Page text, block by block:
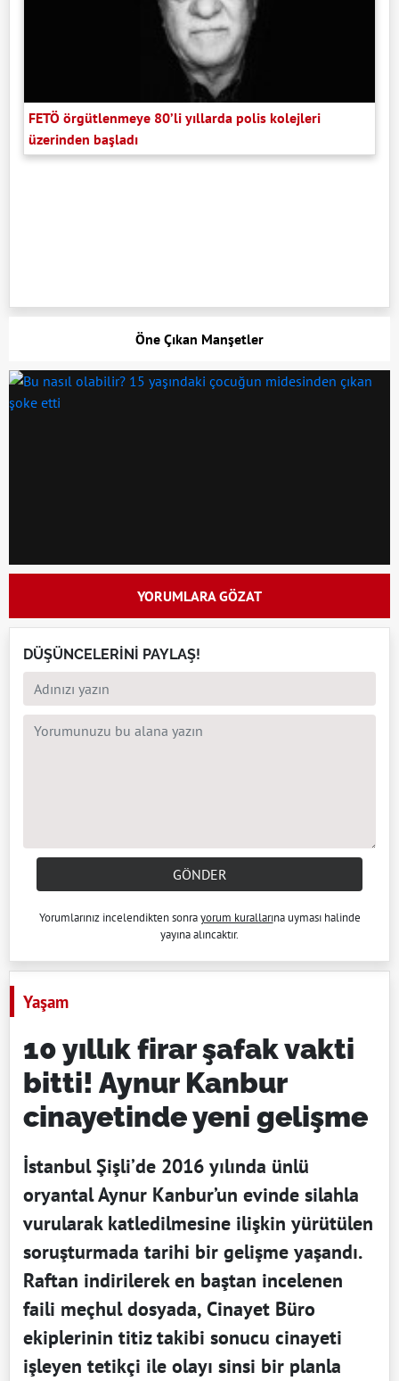
FETÖ örgütlenmeye 80’li yıllarda polis kolejleri
üzerinden başladı
Öne Çıkan Manşetler
YORUMLARA GÖZAT
DÜŞÜNCELERİNİ PAYLAŞ!
GÖNDER
Yorumlarınız incelendikten sonrayorum kurallarına uyması halinde
yayına alıncaktır.
Yaşam
10 yıllık firar şafak vakti
bitti! Aynur Kanbur
cinayetinde yeni gelişme
İstanbul Şişli’de 2016 yılında ünlü
oryantal Aynur Kanbur’un evinde silahla
vurularak katledilmesine ilişkin yürütülen
soruşturmada tarihi bir gelişme yaşandı.
Raftan indirilerek en baştan incelenen
faili meçhul dosyada, Cinayet Büro
ekiplerinin titiz takibi sonucu cinayeti
işleyen tetikçi ile olayı sinsi bir planla